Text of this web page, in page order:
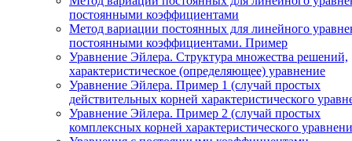
постоянными коэффициентами
Метод вариации постоянных для линейного
постоянными коэффициентами. Пример
Уравнение Эйлера. Структура множества решений,
характеристическое (определяющее) уравнение
Уравнение Эйлера. Пример 1 (случай простых
действительных корней характеристического
Уравнение Эйлера. Пример 2 (случай простых
комплексных корней характеристического